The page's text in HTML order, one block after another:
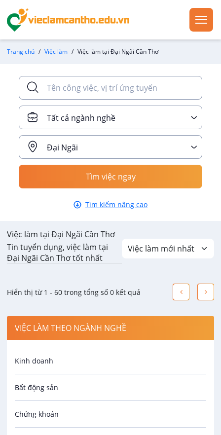
Trang chủ Việc làm Việc làm tại Đại Ngãi Cần Thơ
Tất cả ngành nghề
Đại Ngãi
Tìm việc ngay
Tìm kiếm nâng cao
Việc làm tại Đại Ngãi Cần Thơ
Tin tuyển dụng, việc làm tại
Đại Ngãi Cần Thơ tốt nhất
Hiển thị từ 1 - 60 trong tổng số 0 kết quả
VIỆC LÀM THEO NGÀNH NGHỀ
Kinh doanh
Bất động sản
Chứng khoán